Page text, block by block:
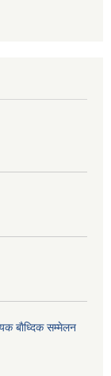
बाैध्दिक सम्मेलन